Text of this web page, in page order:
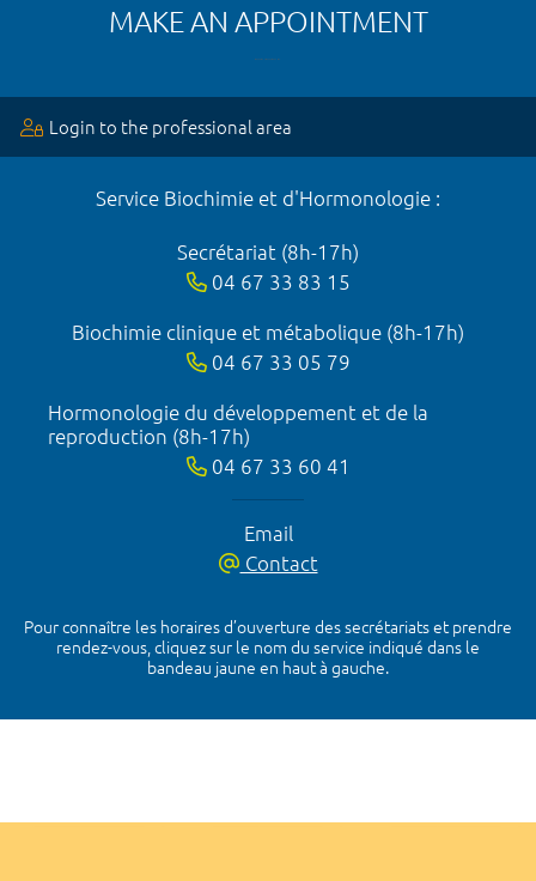
MAKE AN APPOINTMENT
Login to the professional area
Service Biochimie et d'Hormonologie :
Secrétariat (8h-17h)
04 67 33 83 15
Biochimie clinique et métabolique (8h-17h)
04 67 33 05 79
Hormonologie du développement et de la
reproduction (8h-17h)
04 67 33 60 41
Email
Contact
Pour connaître les horaires d’ouverture des secrétariats et prendre
rendez-vous, cliquez sur le nom du service indiqué dans le
bandeau jaune en haut à gauche.